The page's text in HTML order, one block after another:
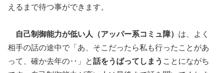
えるまで待つ事ができます。
自己制御能力が低い人（アッパー系コミュ障） は、よく
相手の話の途中で「あ、そこだったら私も行ったことがあ
って、確か去年の‥」と話をうばってしまう ことにながち